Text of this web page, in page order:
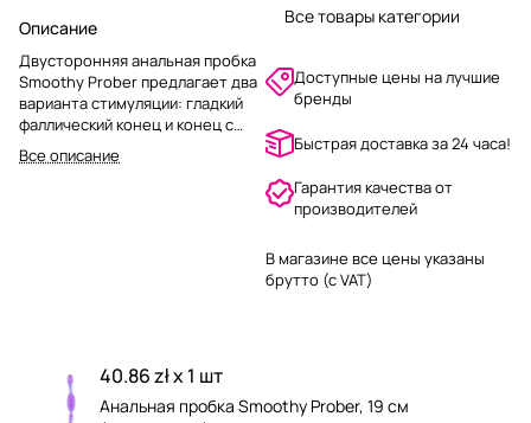
Описание
Двусторонняя анальная пробка
Smoothy Prober предлагает два
варианта стимуляции: гладкий
фаллический конец и конец с
расширяющимися шариками.
Изготовлена из мягкого
Все описание
Все товары категории
Доступные цены на лучшие
бренды
Быстрая доставка за 24 часа!
Гарантия качества от
производителей
В магазине все цены указаны
брутто (с VAT)
40.86 zł x 1 шт
Анальная пробка Smoothy Prober, 19 см